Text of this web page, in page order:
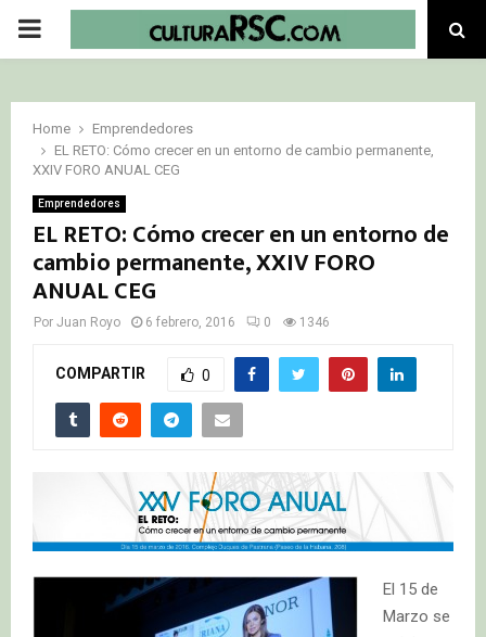
PRIMARY
Home
Emprendedores
EL RETO: Cómo crecer en un entorno de cambio permanente,
XXIV FORO ANUAL CEG
Emprendedores
EL RETO: Cómo crecer en un entorno de
cambio permanente, XXIV FORO
ANUAL CEG
Por Juan Royo 6 febrero, 2016 0 1346
COMPARTIR 0
El 15 de
Marzo se